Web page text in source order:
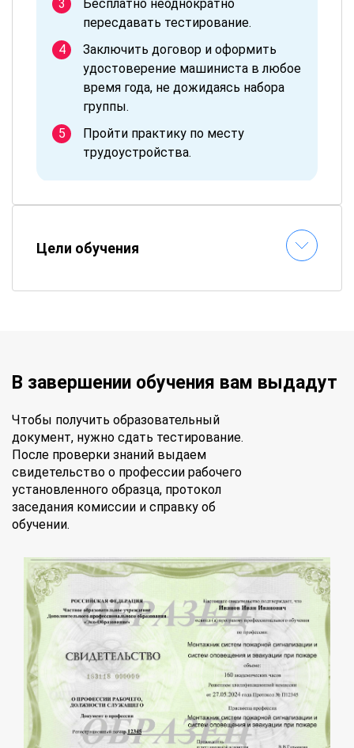
Бесплатно неоднократно
пересдавать тестирование.
Заключить договор и оформить
удостоверение машиниста в любое
время года, не дожидаясь набора
группы.
Пройти практику по месту
трудоустройства.
Цели обучения
В завершении обучения вам выдадут
Чтобы получить образовательный
документ, нужно сдать тестирование.
После проверки знаний выдаем
свидетельство о профессии рабочего
установленного образца, протокол
заседания комиссии и справку об
обучении.